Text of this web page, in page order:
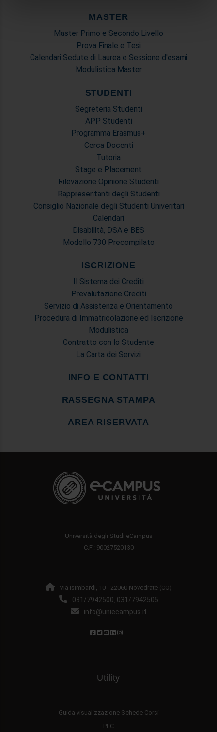
analizzare il nostro traffico. Condividiamo inoltre
con altre informazioni che ha fornito loro o che hanno
raccolto dal suo utilizzo dei loro servizi.
MASTER
Master Primo e Secondo Livello
Prova Finale e Tesi
Calendari Sedute di Laurea e Sessione d'esami
Modulistica Master
STUDENTI
Segreteria Studenti
APP Studenti
Programma Erasmus+
Cerca Docenti
Tutoria
Stage e Placement
Rilevazione Opinione Studenti
Rappresentanti degli Studenti
Consiglio Nazionale degli Studenti Univeritari
Calendari
Disabilità, DSA e BES
Modello 730 Precompilato
ISCRIZIONE
Il Sistema dei Crediti
Prevalutazione Crediti
Servizio di Assistenza e Orientamento
Procedura di Immatricolazione ed Iscrizione
Modulistica
Contratto con lo Studente
La Carta dei Servizi
INFO E CONTATTI
RASSEGNA STAMPA
AREA RISERVATA
Università degli Studi eCampus
C.F.: 90027520130
Via Isimbardi, 10 - 22060 Novedrate (CO)
031/7942500, 031/7942505
info@uniecampus.it
Utility
Guida visualizzazione Schede Corsi
PEC